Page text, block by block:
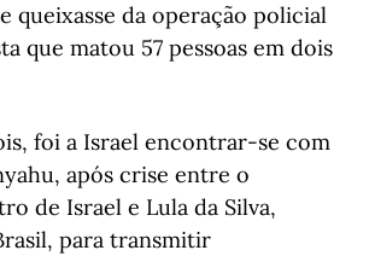
queixasse da operação policial
que matou 57 pessoas em dois
foi a Israel encontrar-se com
após crise entre o
de Israel e Lula da Silva,
para transmitir